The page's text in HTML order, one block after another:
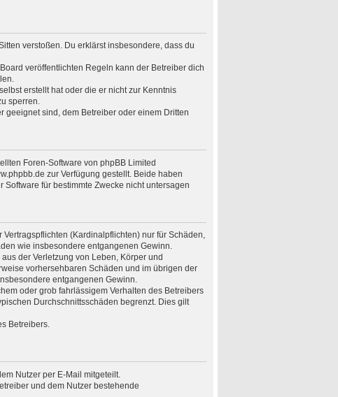
verstoßen. Du erklärst insbesondere, dass du
veröffentlichten Regeln kann der Betreiber dich
erstellt hat oder die er nicht zur Kenntnis
sperren.
geeignet sind, dem Betreiber oder einem Dritten
Foren-Software von phpBB Limited
zur Verfügung gestellt. Beide haben
für bestimmte Zwecke nicht untersagen
(Kardinalpflichten) nur für Schäden,
wie insbesondere entgangenen Gewinn.
der Verletzung von Leben, Körper und
vorhersehbaren Schäden und im übrigen der
entgangenen Gewinn.
oder grob fahrlässigem Verhalten des Betreibers
Durchschnittsschäden begrenzt. Dies gilt
Betreibers.
Nutzer per E-Mail mitgeteilt.
und dem Nutzer bestehende